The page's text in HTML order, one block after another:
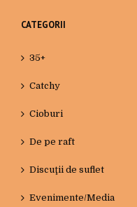
CATEGORII
35+
Catchy
Cioburi
De pe raft
Discuţii de suflet
Evenimente/Media